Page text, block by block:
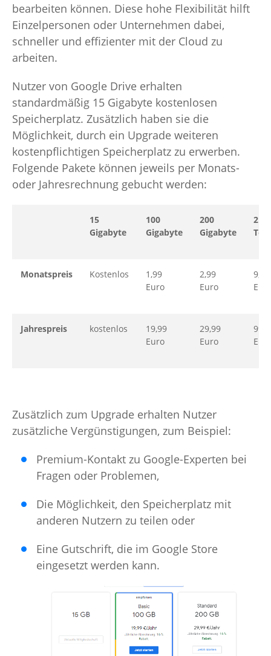
bearbeiten können. Diese hohe Flexibilität hilft
Einzelpersonen oder Unternehmen dabei,
schneller und effizienter mit der Cloud zu
arbeiten.
Nutzer von Google Drive erhalten
standardmäßig 15 Gigabyte kostenlosen
Speicherplatz. Zusätzlich haben sie die
Möglichkeit, durch ein Upgrade weiteren
kostenpflichtigen Speicherplatz zu erwerben.
Folgende Pakete können jeweils per Monats-
oder Jahresrechnung gebucht werden:
15
Gigabyte
100
Gigabyte
200
Gigabyte
2
Monatspreis Kostenlos
1,99
Euro
2,99
Euro
9,99
Jahrespreis kostenlos
19,99
Euro
29,99
Euro
Zusätzlich zum Upgrade erhalten Nutzer
zusätzliche Vergünstigungen, zum Beispiel:
Premium-Kontakt zu Google-Experten bei
Fragen oder Problemen,
Die Möglichkeit, den Speicherplatz mit
anderen Nutzern zu teilen oder
Eine Gutschrift, die im Google Store
eingesetzt werden kann.